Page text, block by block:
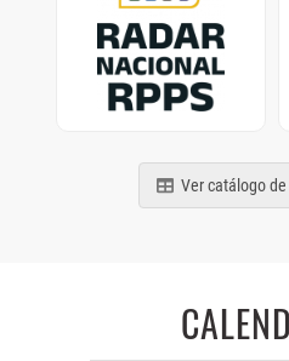
Consolidação dos
investimentos dos RPPS
de municípios e estados
brasileiros
Ver catálogo de